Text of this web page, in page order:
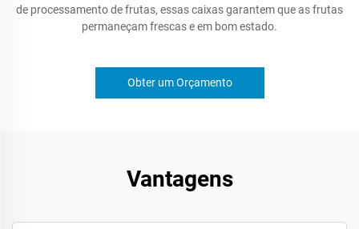
de processamento de frutas, essas caixas garantem que as frutas
permaneçam frescas e em bom estado.
Obter um Orçamento
Vantagens